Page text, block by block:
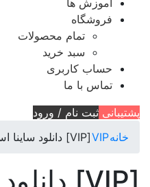
آموزش ها
فروشگاه
تمام محصولات
سبد خرید
حساب کاربری
تماس با ما
پشتیبانی ثبت نام / ورود
خانهVIP[VIP] دانلود ساینا اس برای فایوام